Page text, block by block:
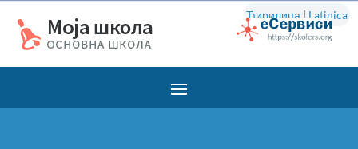
Ћирилица | Latinica